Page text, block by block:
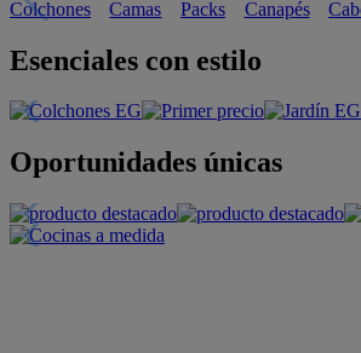
Esenciales con estilo
Oportunidades únicas